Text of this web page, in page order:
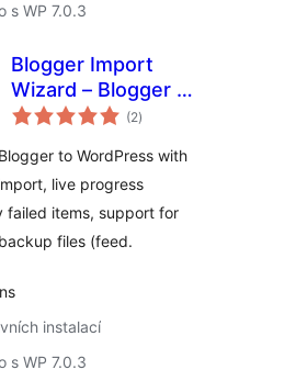
s WP 7.0.3
Blogger Import
Wizard – Blogger to
WordPress
(2celkové
hodnocení
)
to WordPress with
live progress
failed items, support for
files (feed.
instalací
s WP 7.0.3